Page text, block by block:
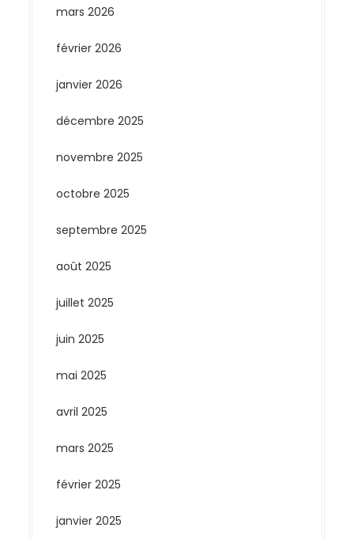
mars 2026
février 2026
janvier 2026
décembre 2025
novembre 2025
octobre 2025
septembre 2025
août 2025
juillet 2025
juin 2025
mai 2025
avril 2025
mars 2025
février 2025
janvier 2025